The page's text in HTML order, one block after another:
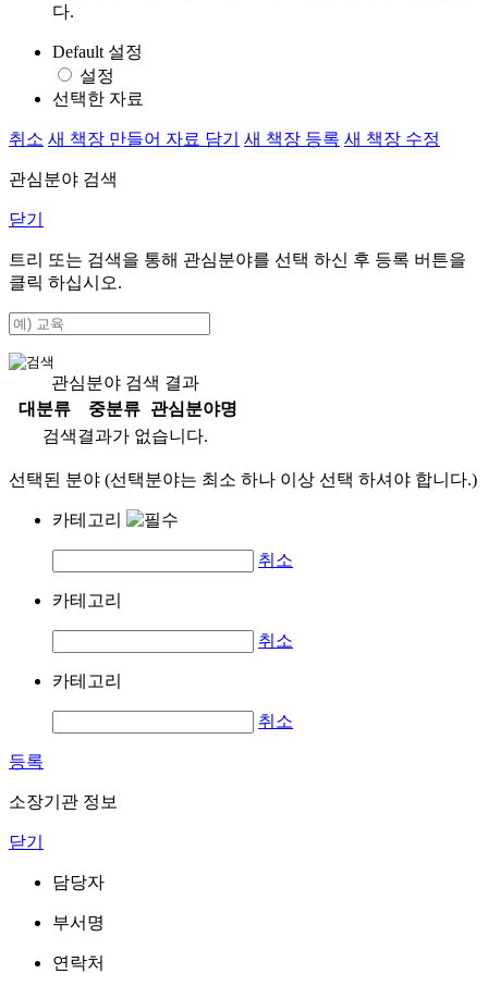
다.
Default 설정
설정
선택한 자료
취소 새 책장 만들어 자료 담기 새 책장 등록 새 책장 수정
관심분야 검색
닫기
트리 또는 검색을 통해 관심분야를 선택 하신 후 등록 버튼을
클릭 하십시오.
관심분야 검색 결과
대분류
중분류
관심분야명
검색결과가 없습니다.
선택된 분야 (선택분야는 최소 하나 이상 선택 하셔야 합니다.)
카테고리
취소
카테고리
취소
카테고리
취소
등록
소장기관 정보
닫기
담당자
부서명
연락처